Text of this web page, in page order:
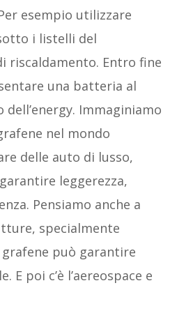
esempio utilizzare
i listelli del
riscaldamento. Entro fine
una batteria al
Immaginiamo
nel mondo
delle auto di lusso,
leggerezza,
Pensiamo anche a
specialmente
grafene può garantire
poi c’è l’aereospace e